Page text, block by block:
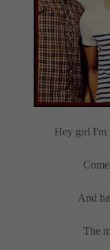
Hey girl I'm
And
The